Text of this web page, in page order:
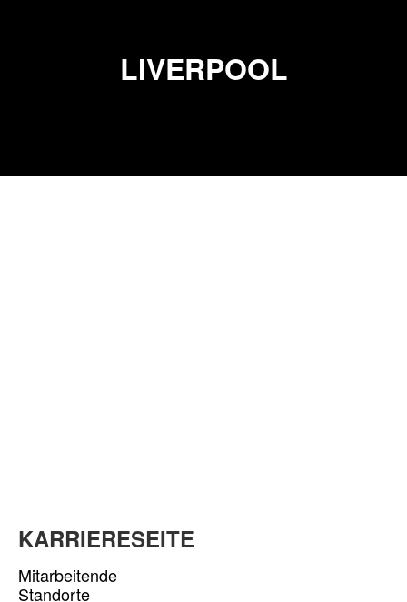
LIVERPOOL
KARRIERESEITE
Mitarbeitende
Standorte